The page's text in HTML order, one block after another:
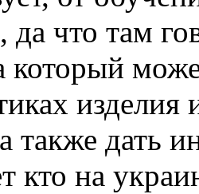
да что там
изделия
также дать
кто на